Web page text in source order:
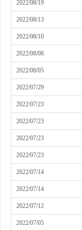
2022/08/19
2022/08/13
2022/08/10
2022/08/08
2022/08/05
2022/07/29
2022/07/23
2022/07/23
2022/07/23
2022/07/23
2022/07/14
2022/07/14
2022/07/12
2022/07/05